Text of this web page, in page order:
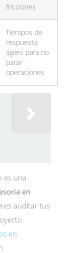
fricciones
Tiempos de
respuesta
ágiles para no
parar
operaciones
es una
en
auditar tus
en